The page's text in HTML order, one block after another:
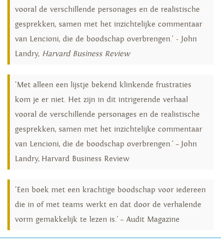
vooral de verschillende personages en de realistische
gesprekken, samen met het inzichtelijke commentaar
van Lencioni, die de boodschap overbrengen.' - John
Landry, Harvard Business Review
'Met alleen een lijstje bekend klinkende frustraties
kom je er niet. Het zijn in dit intrigerende verhaal
vooral de verschillende personages en de realistische
gesprekken, samen met het inzichtelijke commentaar
van Lencioni, die de boodschap overbrengen.' – John
Landry, Harvard Business Review
'Een boek met een krachtige boodschap voor iedereen
die in of met teams werkt en dat door de verhalende
vorm gemakkelijk te lezen is.' – Audit Magazine